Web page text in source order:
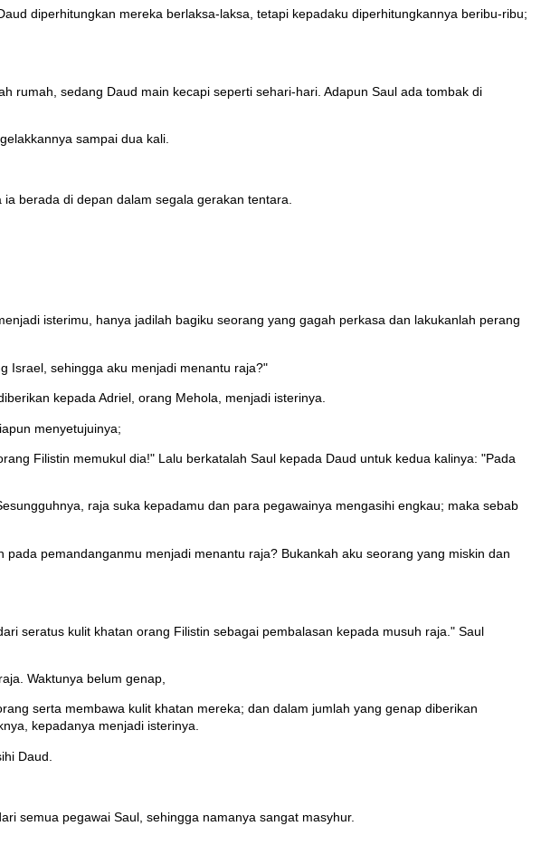
diperhitungkan mereka berlaksa-laksa, tetapi kepadaku diperhitungkannya beribu-ribu;
rumah, sedang Daud main kecapi seperti sehari-hari. Adapun Saul ada tombak di
sampai dua kali.
berada di depan dalam segala gerakan tentara.
isterimu, hanya jadilah bagiku seorang yang gagah perkasa dan lakukanlah perang
Israel, sehingga aku menjadi menantu raja?"
kepada Adriel, orang Mehola, menjadi isterinya.
menyetujuinya;
Filistin memukul dia!" Lalu berkatalah Saul kepada Daud untuk kedua kalinya: "Pada
raja suka kepadamu dan para pegawainya mengasihi engkau; maka sebab
pemandanganmu menjadi menantu raja? Bukankah aku seorang yang miskin dan
seratus kulit khatan orang Filistin sebagai pembalasan kepada musuh raja." Saul
Waktunya belum genap,
serta membawa kulit khatan mereka; dan dalam jumlah yang genap diberikan
kepadanya menjadi isterinya.
Daud.
semua pegawai Saul, sehingga namanya sangat masyhur.